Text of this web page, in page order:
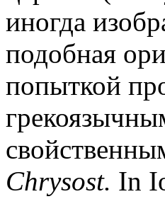
иногда
подобная
попыткой
Chrysost. In